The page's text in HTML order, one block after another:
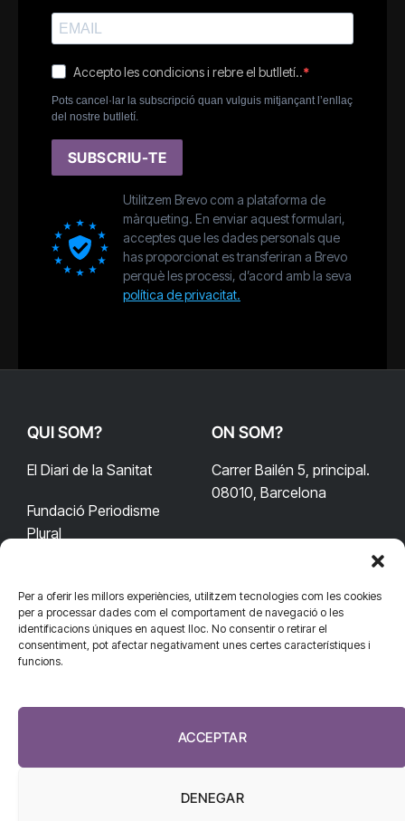
Per a oferir les millors experiències, utilitzem tecnologies com les cookies
per a processar dades com el comportament de navegació o les
identificacions úniques en aquest lloc. No consentir o retirar el
consentiment, pot afectar negativament unes certes característiques i
funcions.
ACCEPTAR
DENEGAR
Accepto les condicions i rebre el butlletí..
Pots cancel·lar la subscripció quan vulguis mitjançant l’enllaç
del nostre butlletí.
SUBSCRIU-TE
Utilitzem Brevo com a plataforma de
màrqueting. En enviar aquest formulari,
acceptes que les dades personals que
has proporcionat es transferiran a Brevo
perquè les processi, d’acord amb la seva
política de privacitat.
QUI SOM?
El Diari de la Sanitat
Fundació Periodisme
Plural
ON SOM?
Carrer Bailén 5, principal.
08010, Barcelona
CONTACTA'NS
redaccio@diarisanitat.cat
932 311 247
CONNECTA